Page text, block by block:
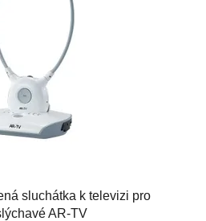
sluchátka k televizi pro
AR-TV